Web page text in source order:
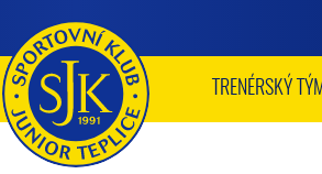
TRENÉRSKÝ